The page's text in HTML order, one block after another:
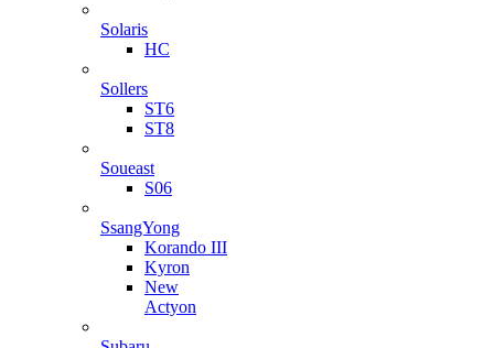
Solaris
HC
Sollers
ST6
ST8
Soueast
S06
SsangYong
Korando III
Kyron
New
Actyon